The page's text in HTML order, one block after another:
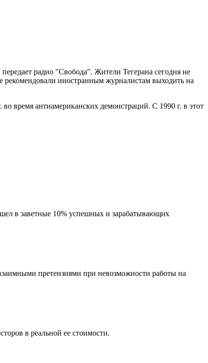
радио "Свобода". Жители Тегерана сегодня не
рекомендовали иностранным журналистам выходить на
время антиамериканских демонстраций. С 1990 г. в этот
в заветные 10% успешных и зарабатывающих
претензиями при невозможности работы на
в реальной ее стоимости.